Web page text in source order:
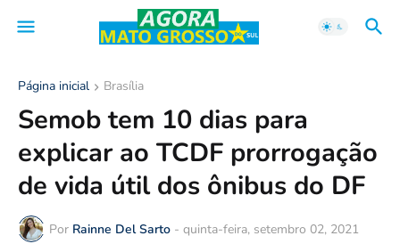
Página inicial Brasília
Semob tem 10 dias para
explicar ao TCDF prorrogação
de vida útil dos ônibus do DF
Por Rainne Del Sarto - quinta-feira, setembro 02, 2021